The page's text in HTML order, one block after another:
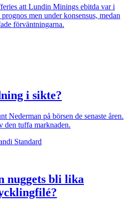
att Lundin Minings ebitda var i
men under konsensus, medan
förväntningarna.
i sikte?
Nederman på börsen de senaste åren.
den tuffa marknaden.
Standard
nuggets bli lika